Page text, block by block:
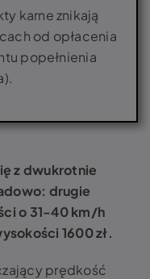
karne znikają
od opłacenia
popełnienia
z dwukrotnie
drugie
o 31-40 km/h
1600 zł.
prędkość